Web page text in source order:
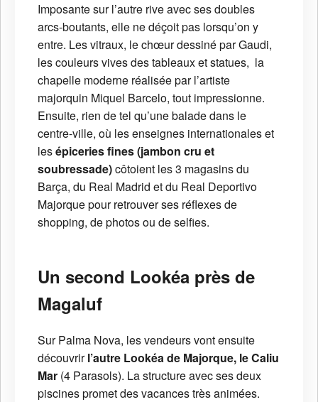
Imposante sur l’autre rive avec ses doubles
arcs-boutants, elle ne déçoit pas lorsqu’on y
entre. Les vitraux, le chœur dessiné par Gaudi,
les couleurs vives des tableaux et statues, la
chapelle moderne réalisée par l’artiste
majorquin Miquel Barcelo, tout impressionne.
Ensuite, rien de tel qu’une balade dans le
centre-ville, où les enseignes internationales et
lesépiceries fines (jambon cru et
soubressade)côtoient les 3 magasins du
Barça, du Real Madrid et du Real Deportivo
Majorque pour retrouver ses réflexes de
shopping, de photos ou de selfies.
Un second Lookéa près de
Magaluf
Sur Palma Nova, les vendeurs vont ensuite
découvrirl’autre Lookéa de Majorque, le Caliu
Mar (4 Parasols). La structure avec ses deux
piscines promet des vacances très animées.